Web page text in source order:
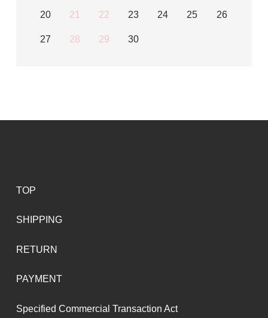
20 21 22 23 24 25 26
27 28 29 30
TOP
SHIPPING
RETURN
PAYMENT
Specified Commercial Transaction Act